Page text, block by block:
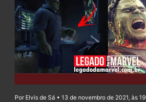
Por Elvis de Sá • 13 de novembro de 2021, às